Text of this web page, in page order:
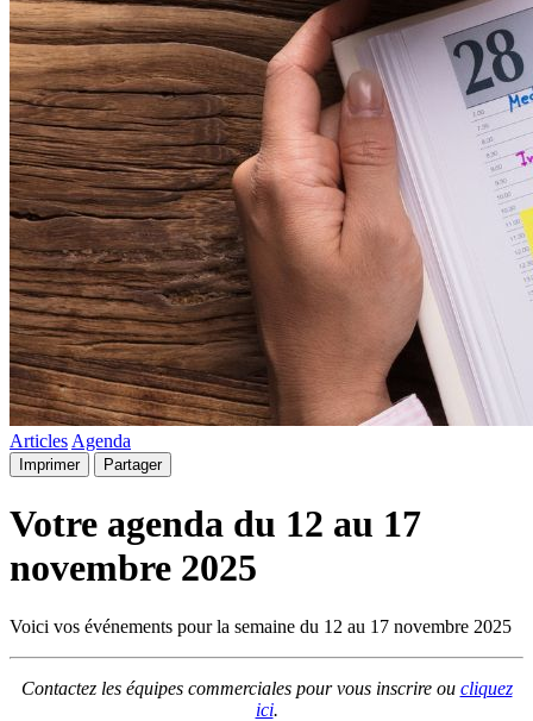
Articles Agenda
Imprimer Partager
Votre agenda du 12 au 17
novembre 2025
Voici vos événements pour la semaine du 12 au 17 novembre 2025
Contactez les équipes commerciales pour vous inscrire ou cliquez
ici.